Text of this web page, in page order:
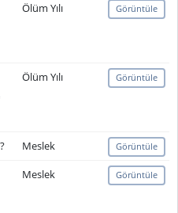
Ölüm Yılı Görüntüle
Ölüm Yılı Görüntüle
Meslek Görüntüle
Meslek Görüntüle